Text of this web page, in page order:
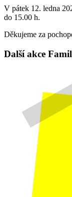
V pátek 12. ledna
do 15.00 h.
Děkujeme za
Další akce